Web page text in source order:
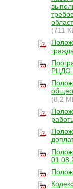
(711
РЦДО
(8,2